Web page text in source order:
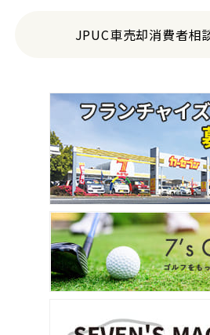
JPUC車売却消費者相